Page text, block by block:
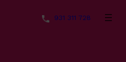
931 311 728